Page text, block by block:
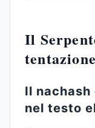
Il
Il
nel testo